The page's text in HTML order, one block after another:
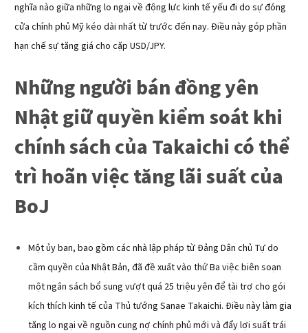
nghĩa nào giữa những lo ngại về động lực kinh tế yếu đi do sự đóng
cửa chính phủ Mỹ kéo dài nhất từ trước đến nay. Điều này góp phần
hạn chế sự tăng giá cho cặp USD/JPY.
Những người bán đồng yên
Nhật giữ quyền kiểm soát khi
chính sách của Takaichi có thể
trì hoãn việc tăng lãi suất của
BoJ
Một ủy ban, bao gồm các nhà lập pháp từ Đảng Dân chủ Tự do
cầm quyền của Nhật Bản, đã đề xuất vào thứ Ba việc biên soạn
một ngân sách bổ sung vượt quá 25 triệu yên để tài trợ cho gói
kích thích kinh tế của Thủ tướng Sanae Takaichi. Điều này làm gia
tăng lo ngại về nguồn cung nợ chính phủ mới và đẩy lợi suất trái